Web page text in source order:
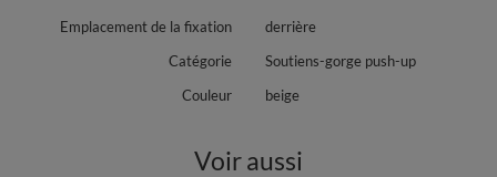
Emplacement de la fixation
derrière
Catégorie
Soutiens-gorge push-up
Couleur
beige
Voir aussi